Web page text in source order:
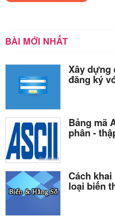
BÀI MỚI NHẤT
Xây dựng
đăng ký
Bảng mã
phân -
Cách khai
loại biến